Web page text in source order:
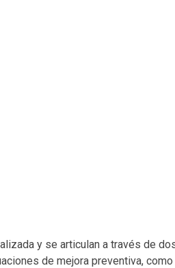
y se articulan a través de
de mejora preventiva,